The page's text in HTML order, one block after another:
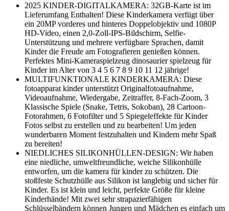
2025 KINDER-DIGITALKAMERA: 32GB-Karte ist im
Lieferumfang Enthalten! Diese Kinderkamera verfügt über
ein 20MP vorderes und hinteres Doppelobjektiv und 1080P
HD-Video, einen 2,0-Zoll-IPS-Bildschirm, Selfie-
Unterstützung und mehrere verfügbare Sprachen, damit
Kinder die Freude am Fotografieren genießen können.
Perfektes Mini-Kameraspielzeug dinosaurier spielzeug für
Kinder im Alter von 3 4 5 6 7 8 9 10 11 12 jährige!
MULTIFUNKTIONALE KINDERKAMERA: Diese
fotoapparat kinder unterstützt Originalfotoaufnahme,
Videoaufnahme, Wiedergabe, Zeitraffer, 8-Fach-Zoom, 3
Klassische Spiele (Snake, Tetris, Sokoban), 28 Cartoon-
Fotorahmen, 6 Fotofilter und 5 Spiegeleffekte für Kinder
Fotos selbst zu erstellen und zu bearbeiten! Um jeden
wunderbaren Moment festzuhalten und Kindern mehr Spaß
zu bereiten!
NIEDLICHES SILIKONHÜLLEN-DESIGN: Wir haben
eine niedliche, umweltfreundliche, weiche Silikonhülle
entworfen, um die kamera für kinder zu schützen. Die
stoßfeste Schutzhülle aus Silikon ist langlebig und sicher für
Kinder. Es ist klein und leicht, perfekte Größe für kleine
Kinderhände! Mit zwei sehr strapazierfähigen
Schlüsselbändern können Jungen und Mädchen es einfach um